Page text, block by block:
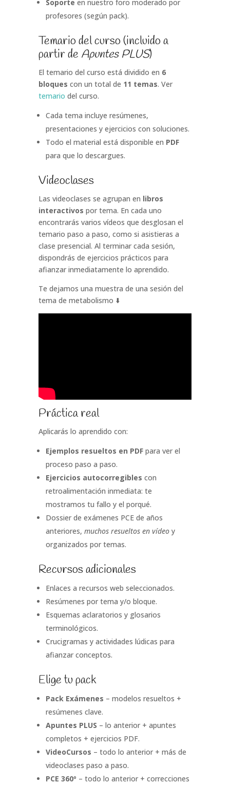
Soporte en nuestro foro moderado por
profesores (según pack).
Temario del curso(incluido a
partir de Apuntes PLUS)
El temario del curso está dividido en 6
bloques con un total de 11 temas. Ver
temario del curso.
Cada tema incluye resúmenes,
presentaciones y ejercicios con soluciones.
Todo el material está disponible en PDF
para que lo descargues.
Videoclases
Las videoclases se agrupan en libros
interactivos por tema. En cada uno
encontrarás varios vídeos que desglosan el
temario paso a paso, como si asistieras a
clase presencial. Al terminar cada sesión,
dispondrás de ejercicios prácticos para
afianzar inmediatamente lo aprendido.
Te dejamos una muestra de una sesión del
tema de metabolismo ⬇️
Práctica real
Aplicarás lo aprendido con:
Ejemplos resueltos en PDFpara ver el
proceso paso a paso.
Ejercicios autocorregibles con
retroalimentación inmediata: te
mostramos tu fallo y el porqué.
Dossier de exámenes PCE de años
anteriores, muchos resueltos en vídeoy
organizados por temas.
Recursos adicionales
Enlaces a recursos web seleccionados.
Resúmenes por tema y/o bloque.
Esquemas aclaratorios y glosarios
terminológicos.
Crucigramas y actividades lúdicas para
afianzar conceptos.
Elige tu pack
Pack Exámenes – modelos resueltos +
resúmenes clave.
Apuntes PLUS – lo anterior + apuntes
completos + ejercicios PDF.
VideoCursos – todo lo anterior + más de
videoclases paso a paso.
PCE 360º – todo lo anterior + correcciones